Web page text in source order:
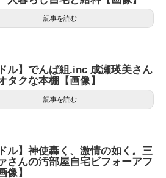
記事を読む
ル】でんぱ組.inc 成瀬瑛美さん
タクな本棚【画像】
記事を読む
ル】神使轟く、激情の如く。三
さんの汚部屋自宅ビフォーアフ
像】